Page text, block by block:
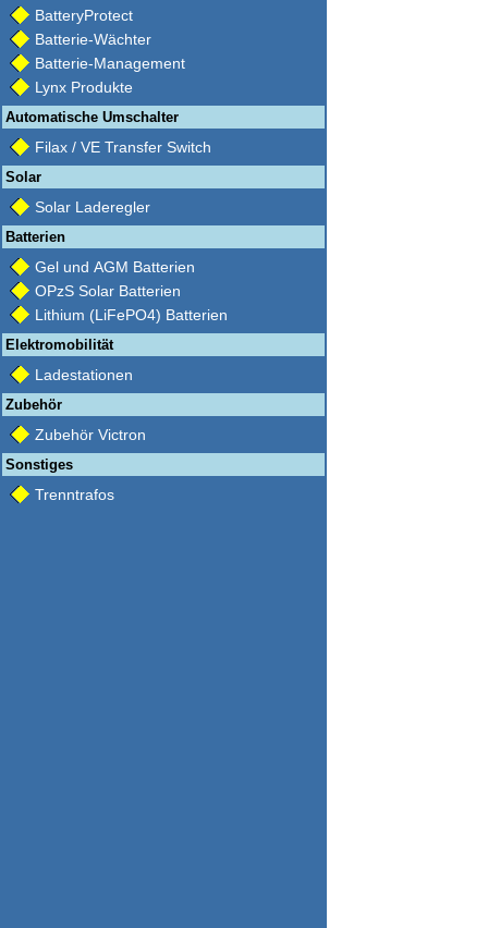
BatteryProtect
Batterie-Wächter
Batterie-Management
Lynx Produkte
Automatische Umschalter
Filax / VE Transfer Switch
Solar
Solar Laderegler
Batterien
Gel und AGM Batterien
OPzS Solar Batterien
Lithium (LiFePO4) Batterien
Elektromobilität
Ladestationen
Zubehör
Zubehör Victron
Sonstiges
Trenntrafos